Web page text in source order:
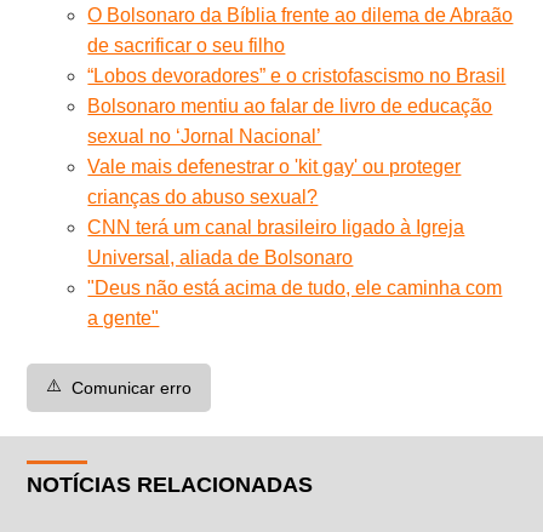
O Bolsonaro da Bíblia frente ao dilema de Abraão
de sacrificar o seu filho
“Lobos devoradores” e o cristofascismo no Brasil
Bolsonaro mentiu ao falar de livro de educação
sexual no ‘Jornal Nacional’
Vale mais defenestrar o 'kit gay' ou proteger
crianças do abuso sexual?
CNN terá um canal brasileiro ligado à Igreja
Universal, aliada de Bolsonaro
"Deus não está acima de tudo, ele caminha com
a gente"
⚠️ Comunicar erro
NOTÍCIAS RELACIONADAS